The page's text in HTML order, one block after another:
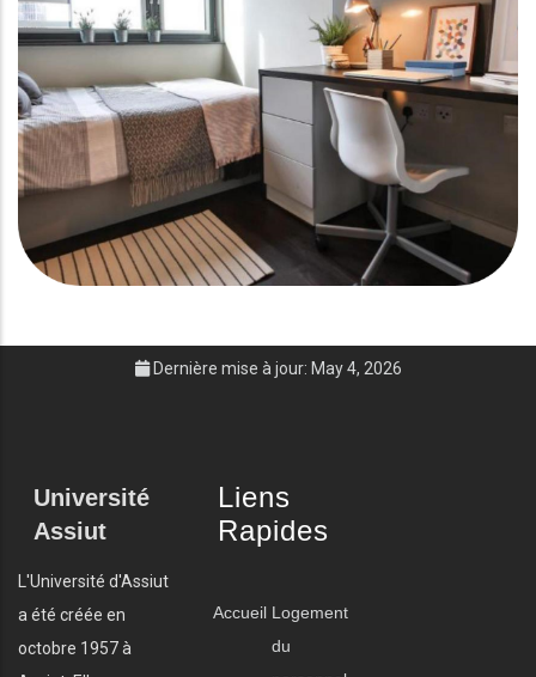
Dernière mise à jour: May 4, 2026
Université
Assiut
L'Université d'Assiut
a été créée en
octobre 1957 à
Liens
Rapides
Accueil Logement
du